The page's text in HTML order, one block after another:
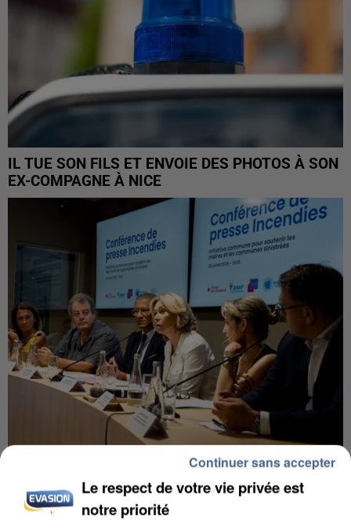
IL TUE SON FILS ET ENVOIE DES PHOTOS À SON
EX-COMPAGNE À NICE
INCENDIES : L’ÎLE-DE-FRANCE LANCE UN ÉLAN
DE SOLIDARITÉ AVEC LES...
Le respect de votre vie privée est
notre priorité
Continuer sans accepter